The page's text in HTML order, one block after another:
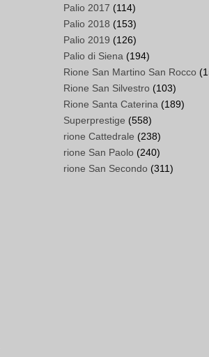
Palio 2017 (114)
Palio 2018 (153)
Palio 2019 (126)
Palio di Siena (194)
Rione San Martino San Rocco
Rione San Silvestro (103)
Rione Santa Caterina (189)
Superprestige (558)
rione Cattedrale (238)
rione San Paolo (240)
rione San Secondo (311)